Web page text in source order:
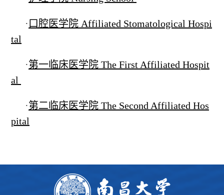
·口腔医学院 Affiliated Stomatological Hospi
tal
·第一临床医学院 The First Affiliated Hospit
al
·第二临床医学院 The Second Affiliated Hos
pital